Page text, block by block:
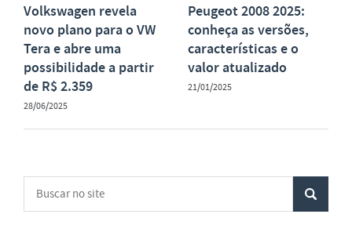
Volkswagen revela
novo plano para o VW
Tera e abre uma
possibilidade a partir
de R$ 2.359
28/06/2025
Peugeot 2008 2025:
conheça as versões,
características e o
valor atualizado
21/01/2025